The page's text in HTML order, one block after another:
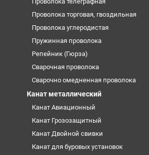
Проволока торговая, гвоздильная
Проволока углеродистая
Пружинная проволока
Репейник (Гюрза)
Сварочная проволока
Сварочно омедненная проволока
Канат металлический
Канат Авиационный
Канат Грозозащитный
Канат Двойной свивки
Канат для буровых установок